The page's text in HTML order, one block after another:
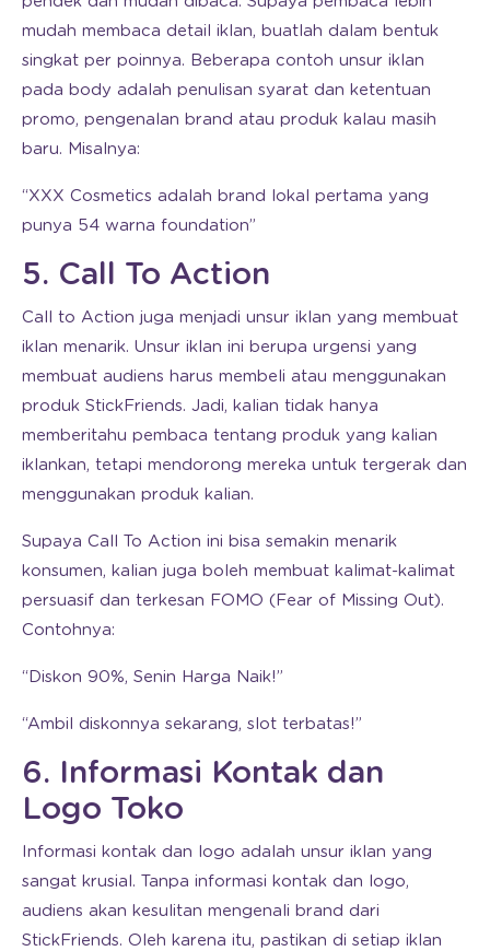
mudah membaca detail iklan, buatlah dalam bentuk
singkat per poinnya. Beberapa contoh unsur iklan
pada body adalah penulisan syarat dan ketentuan
promo, pengenalan brand atau produk kalau masih
baru. Misalnya:
“XXX Cosmetics adalah brand lokal pertama yang
punya 54 warna foundation”
5. Call To Action
Call to Action juga menjadi unsur iklan yang membuat
iklan menarik. Unsur iklan ini berupa urgensi yang
membuat audiens harus membeli atau menggunakan
produk StickFriends. Jadi, kalian tidak hanya
memberitahu pembaca tentang produk yang kalian
iklankan, tetapi mendorong mereka untuk tergerak dan
menggunakan produk kalian.
Supaya Call To Action ini bisa semakin menarik
konsumen, kalian juga boleh membuat kalimat-kalimat
persuasif dan terkesan FOMO (Fear of Missing Out).
Contohnya:
“Diskon 90%, Senin Harga Naik!”
“Ambil diskonnya sekarang, slot terbatas!”
6. Informasi Kontak dan
Logo Toko
Informasi kontak dan logo adalah unsur iklan yang
sangat krusial. Tanpa informasi kontak dan logo,
audiens akan kesulitan mengenali brand dari
StickFriends. Oleh karena itu, pastikan di setiap iklan